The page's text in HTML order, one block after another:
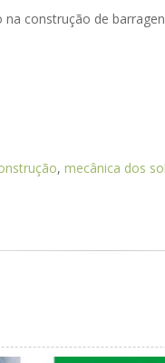
construção de
, mecânica dos